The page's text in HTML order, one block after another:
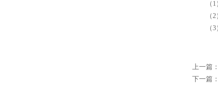
（1）
（2）
（3）
上一篇
下一篇